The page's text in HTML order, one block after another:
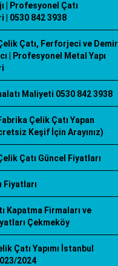
| Profesyonel Çatı
| 0530 842 3938
Çatı, Ferforjeci ve Demir
| Profesyonel Metal Yapı
Maliyeti 0530 842 3938
Çelik Çatı Yapan
Keşif İçin Arayınız)
Çatı Güncel Fiyatları
Fiyatları
Kapatma Firmaları ve
Çekmeköy
Çatı Yapımı İstanbul
2024